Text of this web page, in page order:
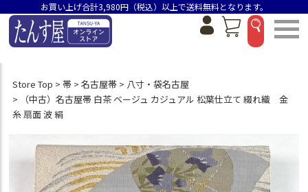
お買い上げ合計3,980円（税込）以上で送料無料となります。
Store Top 帯 名古屋帯
八寸・袋名古屋
（中古）名古屋帯 白茶 ベージュ カジュアル 松葉仕立て 綴れ織 金
糸 扇面 波 絹